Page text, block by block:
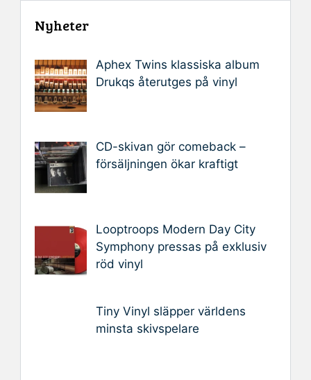
Nyheter
Aphex Twins klassiska album
Drukqs återutges på vinyl
CD-skivan gör comeback –
försäljningen ökar kraftigt
Looptroops Modern Day City
Symphony pressas på exklusiv
röd vinyl
Tiny Vinyl släpper världens
minsta skivspelare